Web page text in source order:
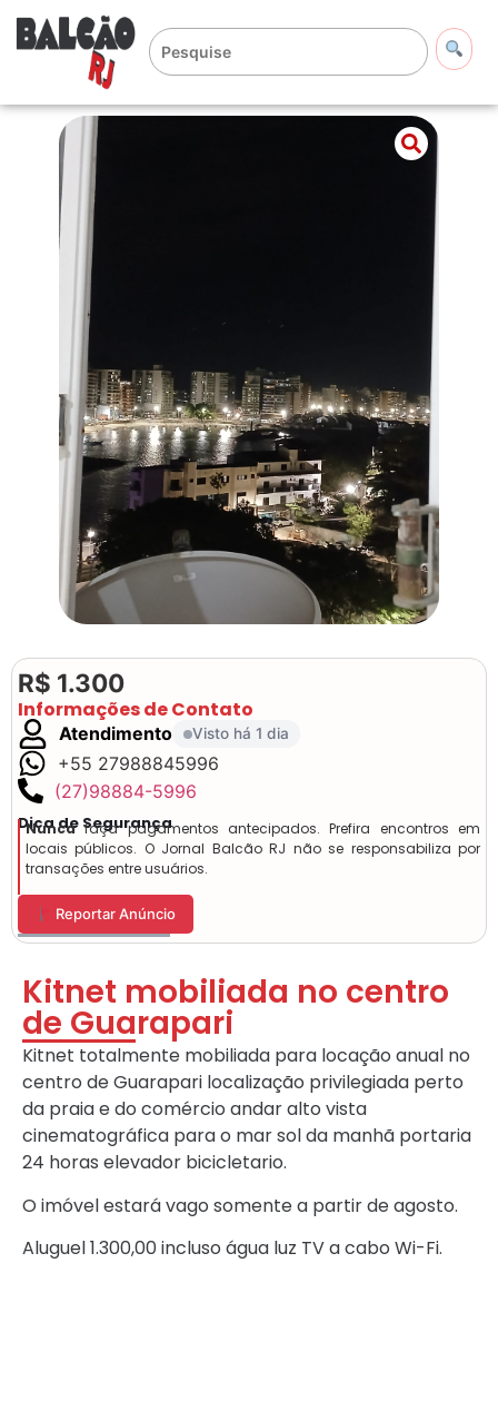
R$ 1.300
Informações de Contato
Atendimento Visto há 1 dia
+55 27988845996
(27)98884-5996
Dica de Segurança
Nuncafaça pagamentos antecipados. Prefira encontros em
locais públicos. O Jornal Balcão RJ não se responsabiliza por
transações entre usuários.
Reportar Anúncio
Kitnet mobiliada no centro
de Guarapari
Kitnet totalmente mobiliada para locação anual no
centro de Guarapari localização privilegiada perto
da praia e do comércio andar alto vista
cinematográfica para o mar sol da manhã portaria
24 horas elevador bicicletario.
O imóvel estará vago somente a partir de agosto.
Aluguel 1.300,00 incluso água luz TV a cabo Wi-Fi.